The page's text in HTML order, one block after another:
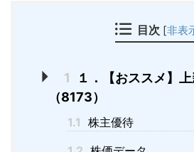
目次 [非表
1
１．【おススメ】
（8173）
1.1 株主優待